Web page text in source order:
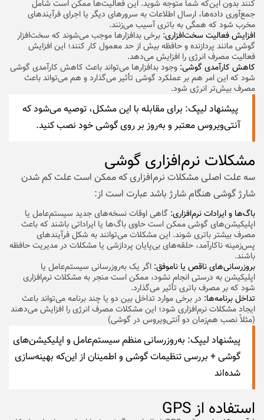
کنند بدون این‌که شما متوجه شوید. این فعالیت‌ها ممکن است شامل
جمع‌آوری داده‌ها، ارسال اطلاعات به سرورهای دیگر یا اجرای فرآیندهای
مخرب شود که همگی به باتری آسیب می‌زنند.
افزایش فعالیت سخت‌افزاری: برخی بدافزارها موجب می‌شوند که سخت‌افزار
گوشی مانند پردازنده و حافظه بیش از حد معمول کار کنند؛ این افزایش
فعالیت مصرف انرژی را افزایش می‌دهد.
کاهش کارآمدی گوشی: وجود بدافزارها می‌تواند باعث کاهش کارآمدی گوشی
شود که این امر هم بر عملکرد گوشی تأثیر می‌گذارد و هم می‌تواند باعث
مصرف بیش‌تر انرژی شود.
پیشنهاد لیپک: برای مقابله با این مشکل، توصیه می‌شود که
آنتی‌ویروس معتبر و به‌روز بر روی گوشی خود نصب کنید.
مشکلات نرم‌افزاری گوشی
سه علت اصلی مشکلات نرم‌‌‌افزاری که ممکن است علت کم شدن
شارژ گوشی هنگام شارژ باشد عبارت است از:
باگ‌ها و ایرادات نرم‌افزاری: گاهی اوقات نسخه‌های جدید سیستم‌عامل یا
اپلیکیشن‌های گوشی ممکن است حاوی باگ‌ها یا ایراداتی باشند که باعث
مصرف بیشتر باتری شوند. این مشکلات می‌توانند به شکل فرآیندهای
پس‌زمینه ناکارآمد، حلقه‌های بی‌پایان پردازشی یا مشکلات در مدیریت حافظه
باشند.
بروزرسانی‌های ناقص یا ناموفق: اگر یک به‌روزرسانی سیستم‌عامل یا
اپلیکیشن به درستی انجام نشود، ممکن است منجر به مشکلات نرم‌افزاری
شود که بر مصرف باتری تأثیر می‌گذارد.
تداخل برنامه‌ها: در برخی موارد تداخل بین دو یا چند برنامه می‌تواند باعث
ایجاد مشکلات نرم‌افزاری شود؛ این مشکلات مصرف انرژی را افزایش می‌دهند
(مثلاً نصب هم‌زمان دو آنتی‌ویروس در گوشی)
پیشنهاد لیپک: به‌روزرسانی منظم سیستم‌عامل و اپلیکیشن‌های
گوشی + بررسی تنظیمات گوشی و اطمینان از این‌که بهینه‌سازی
شده‌اند
استفاده از GPS